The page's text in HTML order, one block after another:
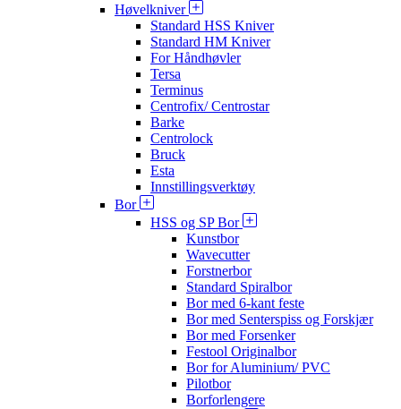
Høvelkniver
Standard HSS Kniver
Standard HM Kniver
For Håndhøvler
Tersa
Terminus
Centrofix/ Centrostar
Barke
Centrolock
Bruck
Esta
Innstillingsverktøy
Bor
HSS og SP Bor
Kunstbor
Wavecutter
Forstnerbor
Standard Spiralbor
Bor med 6-kant feste
Bor med Senterspiss og Forskjær
Bor med Forsenker
Festool Originalbor
Bor for Aluminium/ PVC
Pilotbor
Borforlengere